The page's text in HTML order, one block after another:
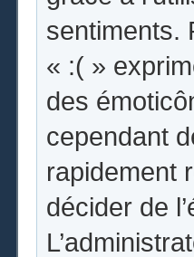
sentiments.
« :( »
des
cependant
rapidement
décider de